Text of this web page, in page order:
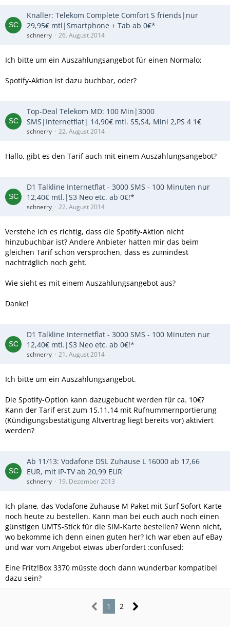
Knaller: Telekom Complete Comfort S friends|nur
29,95€ mtl|Smartphone + Tab ab 0€*
schnerry 26. August 2014
Ich bitte um ein Auszahlungsangebot für einen Normalo;
Spotify-Aktion ist dazu buchbar, oder?
Top-Deal Telekom MD: 100 Min|3000
SMS|Internetflat| 14,90€ mtl. S5,S4, Mini 2,PS 4 1€
schnerry 22. August 2014
Hallo, gibt es den Tarif auch mit einem Auszahlungsangebot?
D1 Talkline Internetflat - 3000 SMS - 100 Minuten nur
12,40€ mtl.|S3 Neo etc. ab 0€!*
schnerry 22. August 2014
Verstehe ich es richtig, dass die Spotify-Aktion nicht
hinzubuchbar ist? Andere Anbieter hatten mir das beim
gleichen Tarif schon versprochen, dass es zumindest
nachträglich noch geht.
Wie sieht es mit einem Auszahlungsangebot aus?
Danke!
D1 Talkline Internetflat - 3000 SMS - 100 Minuten nur
12,40€ mtl.|S3 Neo etc. ab 0€!*
schnerry 21. August 2014
Ich bitte um ein Auszahlungsangebot.
Die Spotify-Option kann dazugebucht werden für ca. 10€?
Kann der Tarif erst zum 15.11.14 mit Rufnummernportierung
(Kündigungsbestätigung Altvertrag liegt bereits vor) aktiviert
werden?
Ab 11/13: Vodafone DSL Zuhause L 16000 ab 17,66
EUR, mit IP-TV ab 20,99 EUR
schnerry 19. Dezember 2013
Ich plane, das Vodafone Zuhause M Paket mit Surf Sofort Karte
noch heute zu bestellen. Kann man bei euch auch noch einen
günstigen UMTS-Stick für die SIM-Karte bestellen? Wenn nicht,
wo bekomme ich denn einen guten her? Ich war eben auf eBay
und war vom Angebot etwas überfordert :confused:
Eine Fritz!Box 3370 müsste doch dann wunderbar kompatibel
dazu sein?
1 2